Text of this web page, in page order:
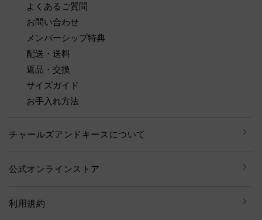
よくあるご質問
お問い合わせ
メンバーシップ特典
配送・送料
返品・交換
サイズガイド
お手入れ方法
チャールズアンドキースについて
公式オンラインストア
利用規約